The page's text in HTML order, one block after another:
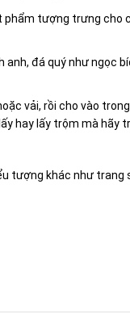
tượng trưng cho
đá quý như ngọc
vải, rồi cho vào
hay lấy trộm mà hãy
tượng khác như